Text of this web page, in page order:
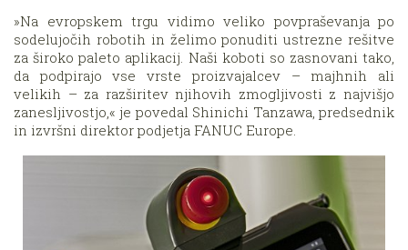
»Na evropskem trgu vidimo veliko povpraševanja po
sodelujočih robotih in želimo ponuditi ustrezne rešitve
za široko paleto aplikacij. Naši koboti so zasnovani tako,
da podpirajo vse vrste proizvajalcev – majhnih ali
velikih – za razširitev njihovih zmogljivosti z najvišjo
zanesljivostjo,« je povedal Shinichi Tanzawa, predsednik
in izvršni direktor podjetja FANUC Europe.